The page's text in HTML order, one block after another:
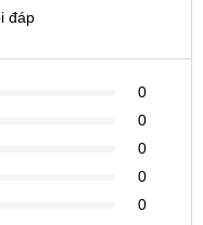
đáp
0
0
0
0
0